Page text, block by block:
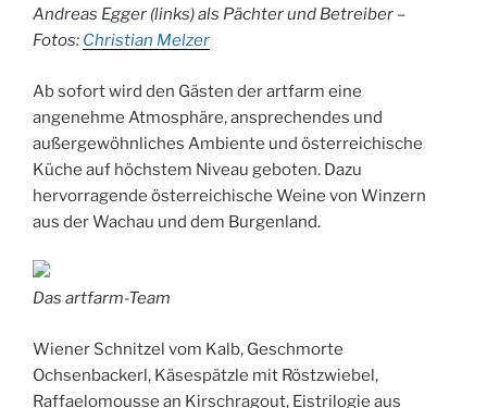
Andreas Egger (links) als Pächter und Betreiber –
Fotos: Christian Melzer
Ab sofort wird den Gästen der artfarm eine
angenehme Atmosphäre, ansprechendes und
außergewöhnliches Ambiente und österreichische
Küche auf höchstem Niveau geboten. Dazu
hervorragende österreichische Weine von Winzern
aus der Wachau und dem Burgenland.
Das artfarm-Team
Wiener Schnitzel vom Kalb, Geschmorte
Ochsenbackerl, Käsespätzle mit Röstzwiebel,
Raffaelomousse an Kirschragout, Eistrilogie aus